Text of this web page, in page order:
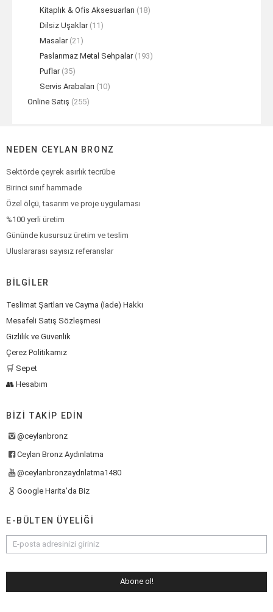
Kitaplık & Ofis Aksesuarları (18)
Dilsiz Uşaklar (11)
Masalar (21)
Paslanmaz Metal Sehpalar (193)
Puflar (35)
Servis Arabaları (10)
Online Satış (255)
NEDEN CEYLAN BRONZ
Sektörde çeyrek asırlık tecrübe
Birinci sınıf hammade
Özel ölçü, tasarım ve proje uygulaması
%100 yerli üretim
Gününde kusursuz üretim ve teslim
Uluslararası sayısız referanslar
BILGILER
Teslimat Şartları ve Cayma (İade) Hakkı
Mesafeli Satış Sözleşmesi
Gizlilik ve Güvenlik
Çerez Politikamız
🛒 Sepet
👥 Hesabım
BIZI TAKIP EDIN
@ceylanbronz
Ceylan Bronz Aydınlatma
@ceylanbronzaydnlatma1480
Google Harita'da Biz
E-BÜLTEN ÜYELIĞI